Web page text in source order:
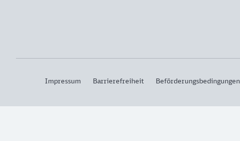
Impressum Barrierefreiheit Beförderungsbedingungen